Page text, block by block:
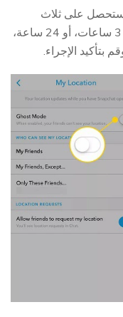
ستحصل على ثلاث
خيارات مع حد زمني لوضع الشبح – لمدة 3 ساعات، أو 24 ساعة،
بتأكيد الإجراء.